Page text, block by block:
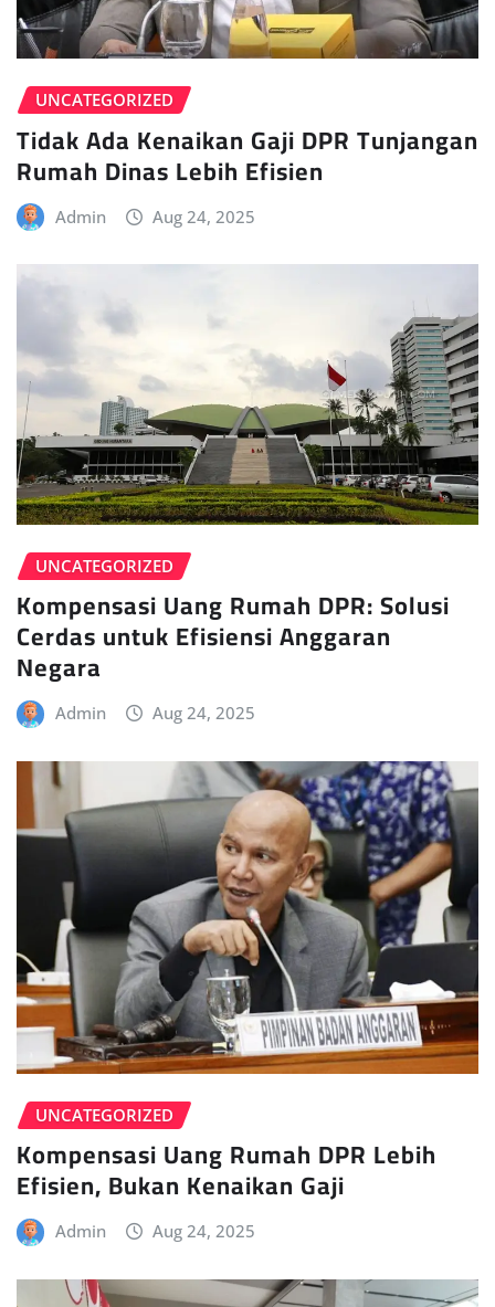
UNCATEGORIZED
Tidak Ada Kenaikan Gaji DPR Tunjangan
Rumah Dinas Lebih Efisien
Admin Aug 24, 2025
UNCATEGORIZED
Kompensasi Uang Rumah DPR: Solusi
Cerdas untuk Efisiensi Anggaran
Negara
Admin Aug 24, 2025
UNCATEGORIZED
Kompensasi Uang Rumah DPR Lebih
Efisien, Bukan Kenaikan Gaji
Admin Aug 24, 2025